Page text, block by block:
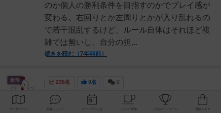
のか個人の勝利条件を目指すのかでプレイ感が
変わる。右回りとか左周りとかが入り乱れるの
で若干混乱するけど、ルール自体はそれほど複
雑では無いし、自分の担...
続きを読む（7年弱前）
235名 0名 0
皇帝
kou＠プリン